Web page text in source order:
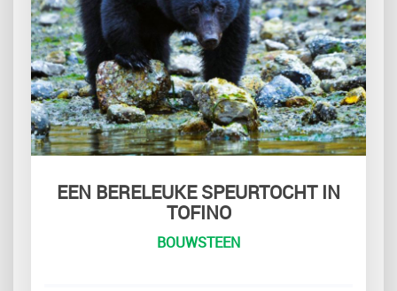
EEN BERELEUKE SPEURTOCHT IN
TOFINO
BOUWSTEEN